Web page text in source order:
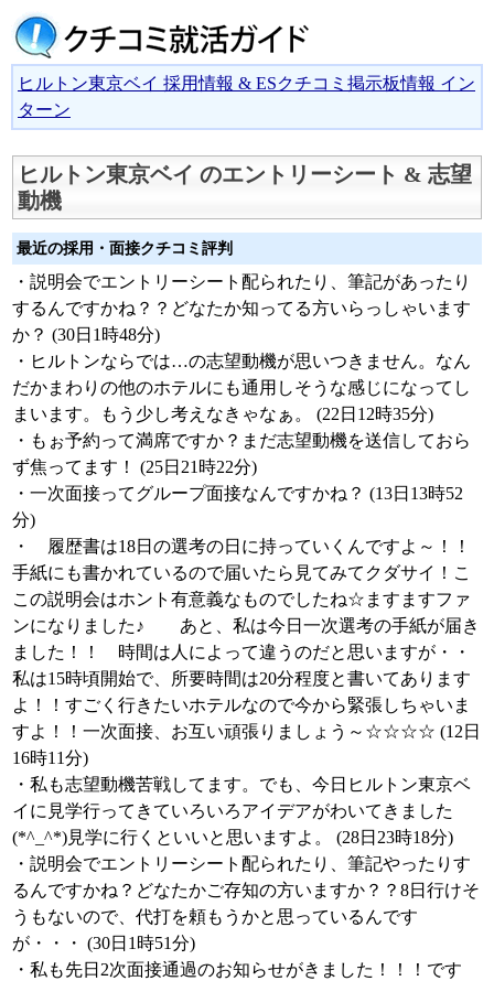
ヒルトン東京ベイ 採用情報 & ESクチコミ掲示板情報 イン
ターン
ヒルトン東京ベイ のエントリーシート & 志望
動機
最近の採用・面接クチコミ評判
・説明会でエントリーシート配られたり、筆記があったり
するんですかね？？どなたか知ってる方いらっしゃいます
か？ (30日1時48分)
・ヒルトンならでは…の志望動機が思いつきません。なん
だかまわりの他のホテルにも通用しそうな感じになってし
まいます。もう少し考えなきゃなぁ。 (22日12時35分)
・もぉ予約って満席ですか？まだ志望動機を送信しておら
ず焦ってます！ (25日21時22分)
・一次面接ってグループ面接なんですかね？ (13日13時52
分)
・ 履歴書は18日の選考の日に持っていくんですよ～！！
手紙にも書かれているので届いたら見てみてクダサイ！こ
この説明会はホント有意義なものでしたね☆ますますファ
ンになりました♪ あと、私は今日一次選考の手紙が届き
ました！！ 時間は人によって違うのだと思いますが・・
私は15時頃開始で、所要時間は20分程度と書いてあります
よ！！すごく行きたいホテルなので今から緊張しちゃいま
すよ！！一次面接、お互い頑張りましょう～☆☆☆☆ (12日
16時11分)
・私も志望動機苦戦してます。でも、今日ヒルトン東京ベ
イに見学行ってきていろいろアイデアがわいてきました
(*^_^*)見学に行くといいと思いますよ。 (28日23時18分)
・説明会でエントリーシート配られたり、筆記やったりす
るんですかね？どなたかご存知の方いますか？？8日行けそ
うもないので、代打を頼もうかと思っているんです
が・・・ (30日1時51分)
・私も先日2次面接通過のお知らせがきました！！！です